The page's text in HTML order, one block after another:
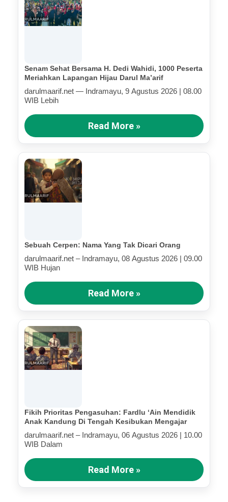
Senam Sehat Bersama H. Dedi Wahidi, 1000 Peserta
Meriahkan Lapangan Hijau Darul Ma’arif
darulmaarif.net — Indramayu, 9 Agustus 2026 | 08.00
WIB Lebih
Read More »
Sebuah Cerpen: Nama Yang Tak Dicari Orang
darulmaarif.net – Indramayu, 08 Agustus 2026 | 09.00
WIB Hujan
Read More »
Fikih Prioritas Pengasuhan: Fardlu ‘Ain Mendidik
Anak Kandung Di Tengah Kesibukan Mengajar
darulmaarif.net – Indramayu, 06 Agustus 2026 | 10.00
WIB Dalam
Read More »